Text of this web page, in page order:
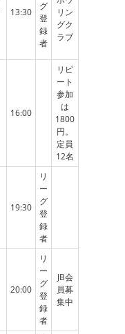
13:30
グ
登
録
者
リン
グク
ラブ
16:00
リピ
ート
参加
は
1800
円。
定員
12名
19:30
リ
ー
グ
登
録
者
20:00
リ
ー
グ
登
録
者
JB会
員募
集中